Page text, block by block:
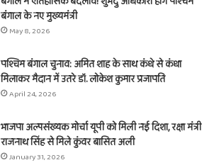
बंगाल के नए मुख्यमंत्री
May 8, 2026
पश्चिम बंगाल चुनाव: अमित शाह के साथ कंधे से कंधा
मिलाकर मैदान में उतरे डॉ. लोकेश कुमार प्रजापति
April 24, 2026
भाजपा अल्पसंख्यक मोर्चा यूपी को मिली नई दिशा, रक्षा मंत्री
राजनाथ सिंह से मिले कुंवर बासित अली
January 31, 2026